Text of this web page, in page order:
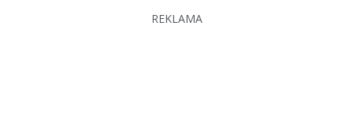
REKLAMA